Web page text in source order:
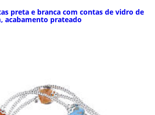
preta e branca com contas de vidro de
acabamento prateado